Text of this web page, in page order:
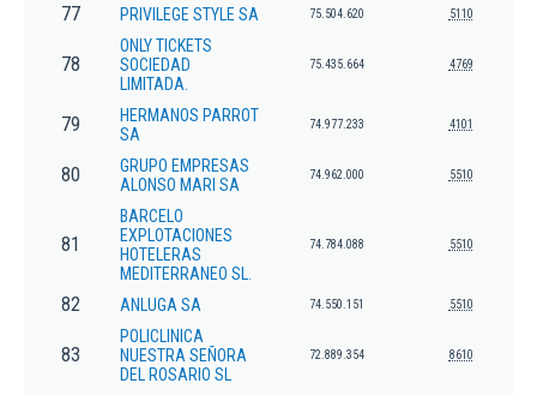
77 PRIVILEGE STYLE SA 75.504.620 5110
78
ONLY TICKETS
SOCIEDAD
LIMITADA.
75.435.664 4769
79
HERMANOS PARROT
SA
74.977.233 4101
80
GRUPO EMPRESAS
ALONSO MARI SA
74.962.000 5510
81
BARCELO
EXPLOTACIONES
HOTELERAS
MEDITERRANEO SL.
74.784.088 5510
82 ANLUGA SA 74.550.151 5510
83
POLICLINICA
NUESTRA SEÑORA
DEL ROSARIO SL
72.889.354 8610